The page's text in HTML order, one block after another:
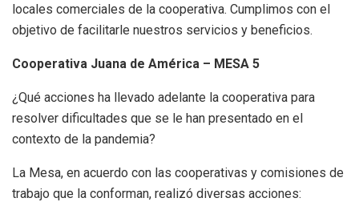
locales comerciales de la cooperativa. Cumplimos con el
objetivo de facilitarle nuestros servicios y beneficios.
Cooperativa Juana de América – MESA 5
¿Qué acciones ha llevado adelante la cooperativa para
resolver dificultades que se le han presentado en el
contexto de la pandemia?
La Mesa, en acuerdo con las cooperativas y comisiones de
trabajo que la conforman, realizó diversas acciones: